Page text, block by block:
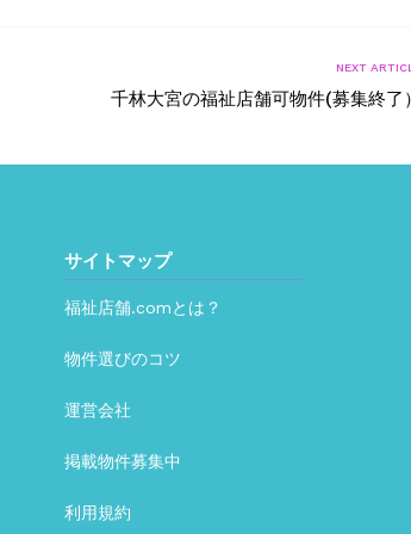
NEXT
千林大宮の福祉店舗可物件(募集終了）
サイトマップ
福祉店舗.comとは？
物件選びのコツ
運営会社
掲載物件募集中
利用規約